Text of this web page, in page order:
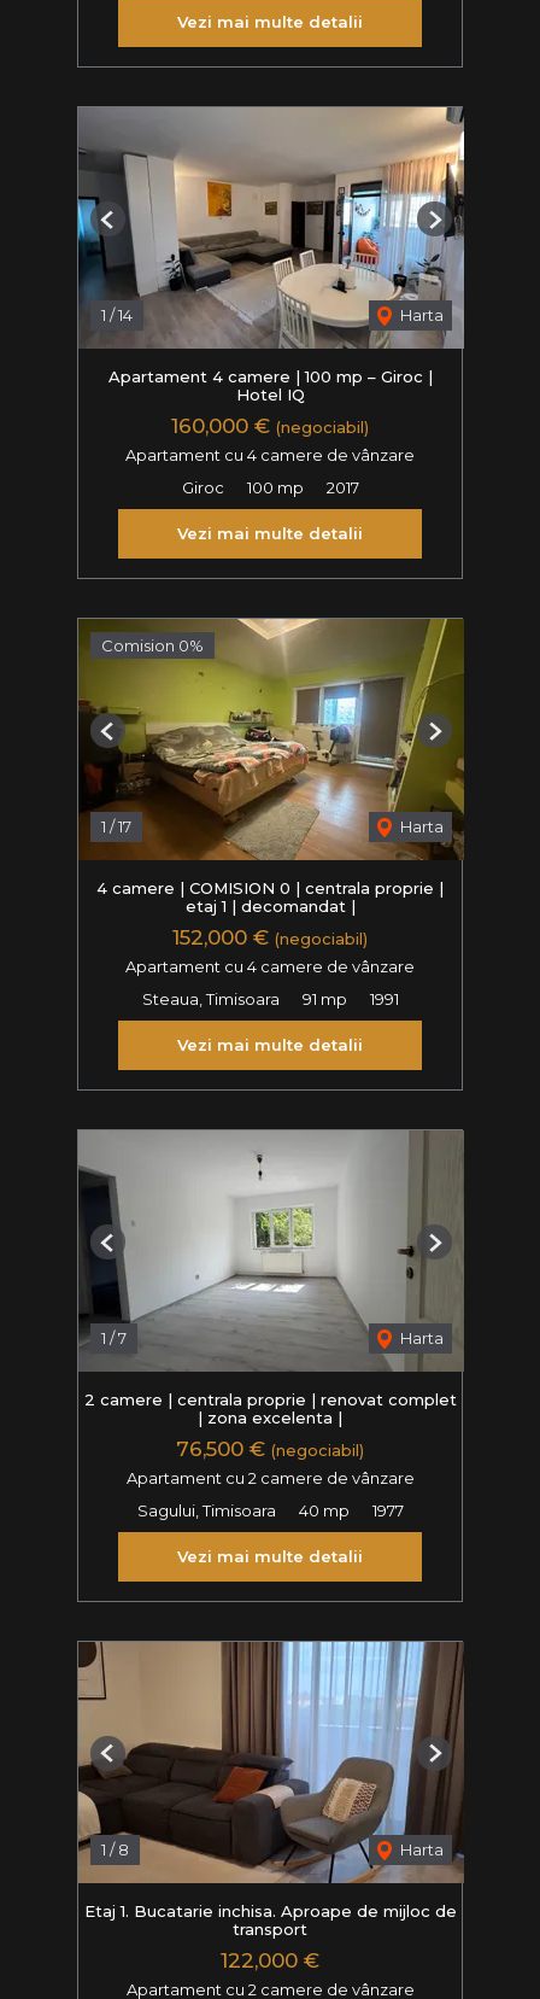
Vezi mai multe detalii
1 /14 Harta
Previous Next
Apartament 4 camere | 100 mp – Giroc |
Hotel IQ
160,000 € (negociabil)
Apartament cu 4 camere de vânzare
Giroc
100 mp 2017
Vezi mai multe detalii
Comision 0%
1 /17 Harta
Previous Next
4 camere | COMISION 0 | centrala proprie |
etaj 1 | decomandat |
152,000 € (negociabil)
Apartament cu 4 camere de vânzare
Steaua, Timisoara
91 mp 1991
Vezi mai multe detalii
1 /7 Harta
Previous Next
2 camere | centrala proprie | renovat complet
| zona excelenta |
76,500 € (negociabil)
Apartament cu 2 camere de vânzare
Sagului, Timisoara
40 mp 1977
Vezi mai multe detalii
1 /8 Harta
Previous Next
Etaj 1. Bucatarie inchisa. Aproape de mijloc de
transport
122,000 €
Apartament cu 2 camere de vânzare